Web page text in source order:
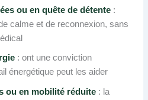
ou en quête de détente :
calme et de reconnexion, sans
: ont une conviction
énergétique peut les aider
ou en mobilité réduite : la